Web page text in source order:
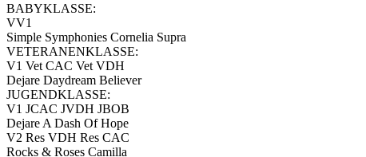
BABYKLASSE:
VV1
Simple Symphonies Cornelia Supra
VETERANENKLASSE:
V1 Vet CAC Vet VDH
Dejare Daydream Believer
JUGENDKLASSE:
V1 JCAC JVDH JBOB
Dejare A Dash Of Hope
V2 Res VDH Res CAC
Rocks & Roses Camilla